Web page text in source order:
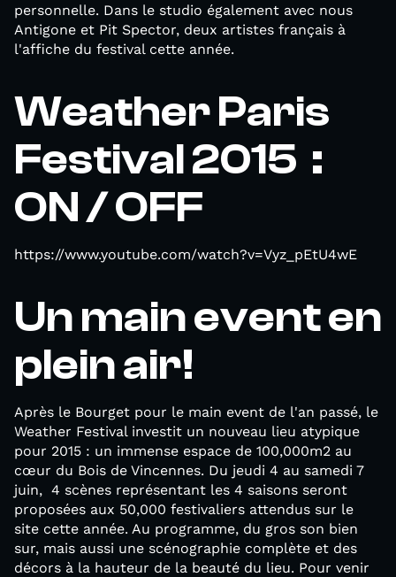
personnelle. Dans le studio également avec nous
Antigone et Pit Spector, deux artistes français à
l'affiche du festival cette année.
Weather Paris
Festival 2015 :
ON / OFF
https://www.youtube.com/watch?v=Vyz_pEtU4wE
Un main event en
plein air!
Après le Bourget pour le main event de l'an passé, le
Weather Festival investit un nouveau lieu atypique
pour 2015 : un immense espace de 100,000m2 au
cœur du Bois de Vincennes. Du jeudi 4 au samedi 7
juin, 4 scènes représentant les 4 saisons seront
proposées aux 50,000 festivaliers attendus sur le
site cette année. Au programme, du gros son bien
sur, mais aussi une scénographie complète et des
décors à la hauteur de la beauté du lieu. Pour venir